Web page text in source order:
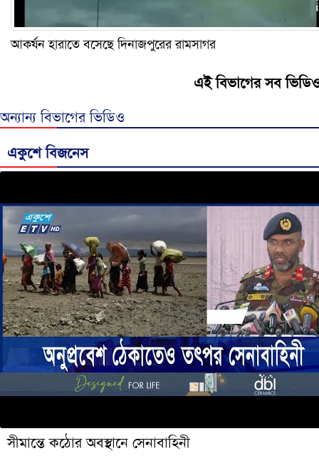
আকর্ষন হারাতে বসেছে দিনাজপুরের রামসাগর
এই বিভাগের সব
অন্যান্য বিভাগের ভিডিও
একুশে বিজনেস
সীমান্তে কঠোর অবস্থানে সেনাবাহিনী